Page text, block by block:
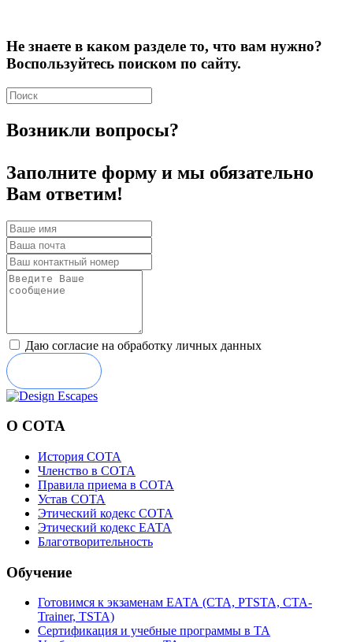
Не знаете в каком разделе то, что вам нужно?
Воспользуйтесь поиском по сайту.
Возникли вопросы?
Заполните форму и мы обязательно
Вам ответим!
Даю согласие на обработку личных данных
О СОТА
История СОТА
Членство в СОТА
Правила приема в СОТА
Устав СОТА
Этический кодекс СОТА
Этический кодекс ЕАТА
Благотворительность
Обучение
Готовимся к экзаменам ЕАТА (СТА, PTSTA, СТА-
Trainer, TSTA)
Сертификация и учебные программы в ТА